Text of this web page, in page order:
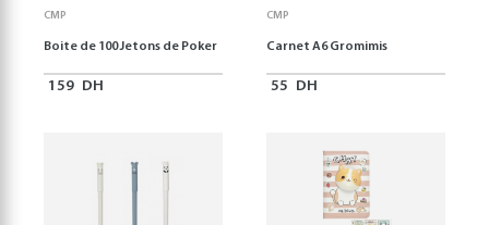
CMP
Boite de 100 Jetons de Poker
159 DH
CMP
Carnet A6 Gromimis
55 DH